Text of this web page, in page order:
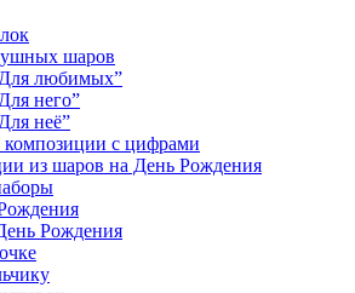
шаров
любимых”
него”
неё”
с цифрами
из шаров на День Рождения
Рождения